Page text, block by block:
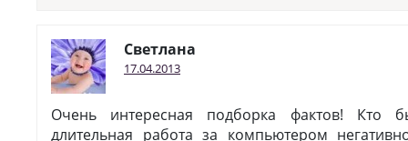
Светлана
17.04.2013
Очень интересная подборка фактов! Кто
длительная работа за компьютером